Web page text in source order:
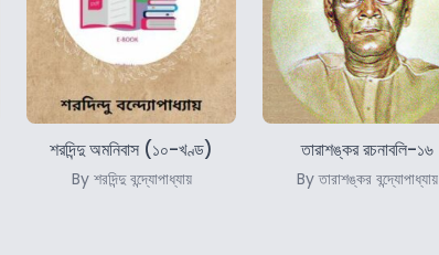
শরদিন্দু অমনিবাস (১০-খণ্ড)
By শরদিন্দু বন্দ্যোপাধ্যায়
তারাশঙ্কর রচনাবলি-১৬
By তারাশঙ্কর বন্দ্যোপাধ্যায়